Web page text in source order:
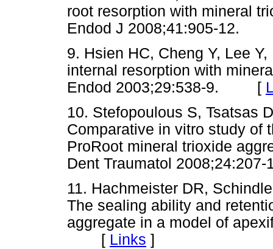
root resorption with mineral
Endod J 2008;41:905-
9. Hsien HC, Cheng Y, Lee
internal resorption with
Endod 2003;29:538-9. [
10. Stefopoulous S, Tsatsas
Comparative in vitro study of
ProRoot mineral trioxide
Dent Traumatol
11. Hachmeister DR,
The sealing ability and
aggregate in a model of
[ Links ]